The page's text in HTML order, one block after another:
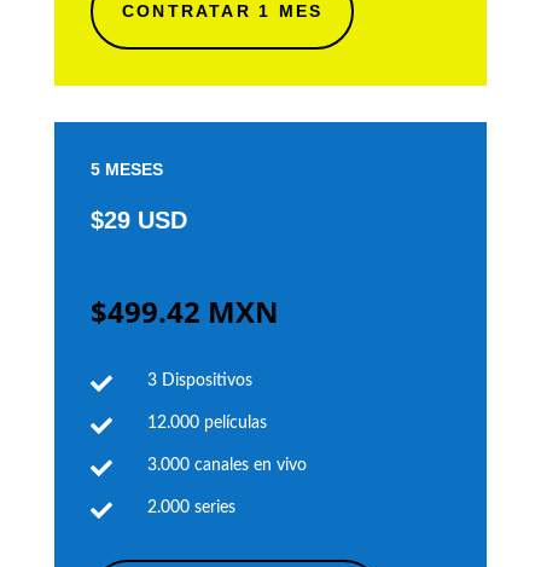
CONTRATAR 1 MES
5 MESES
$29 USD
$499.42 MXN
 3 Dispositivos
 12.000 películas
 3.000 canales en vivo
 2.000 series